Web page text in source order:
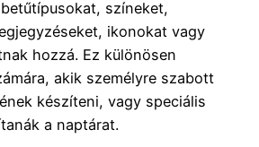
színeket,
ikonokat vagy
hozzá. Ez különösen
akik személyre szabott
készíteni, vagy speciális
a naptárat.